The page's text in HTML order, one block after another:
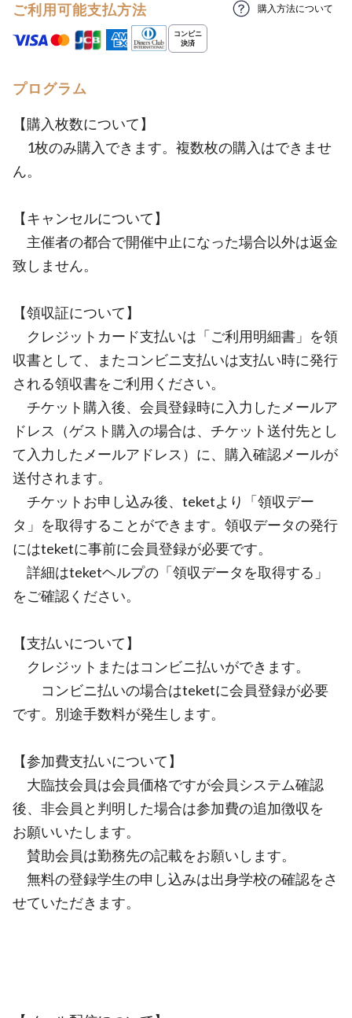
ご利用可能支払方法 購入方法について
プログラム
【購入枚数について】
1枚のみ購入できます。複数枚の購入はできませ
ん。
【キャンセルについて】
主催者の都合で開催中止になった場合以外は返金
致しません。
【領収証について】
クレジットカード支払いは「ご利用明細書」を領
収書として、またコンビニ支払いは支払い時に発行
される領収書をご利用ください。
チケット購入後、会員登録時に入力したメールア
ドレス（ゲスト購入の場合は、チケット送付先とし
て入力したメールアドレス）に、購入確認メールが
送付されます。
チケットお申し込み後、teketより「領収デー
タ」を取得することができます。領収データの発行
にはteketに事前に会員登録が必要です。
詳細はteketヘルプの「領収データを取得する」
をご確認ください。
【支払いについて】
クレジットまたはコンビニ払いができます。
コンビニ払いの場合はteketに会員登録が必要
です。別途手数料が発生します。
【参加費支払いについて】
大臨技会員は会員価格ですが会員システム確認
後、非会員と判明した場合は参加費の追加徴収を
お願いいたします。
賛助会員は勤務先の記載をお願いします。
無料の登録学生の申し込みは出身学校の確認をさ
せていただきます。